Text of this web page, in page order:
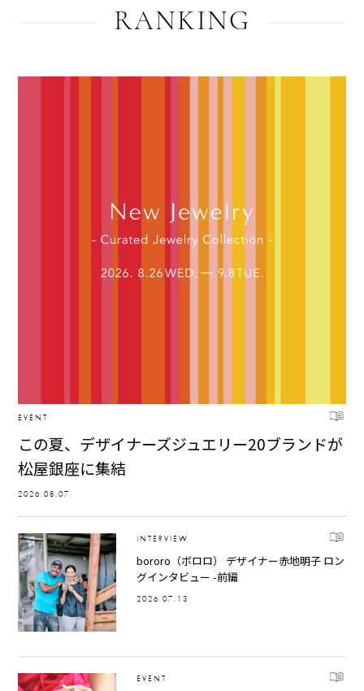
RANKING
EVENT
この夏、デザイナーズジュエリー20ブランドが
松屋銀座に集結
2026.08.07
INTERVIEW
bororo（ボロロ） デザイナー赤地明子 ロン
グインタビュー -前編
2026.07.13
EVENT